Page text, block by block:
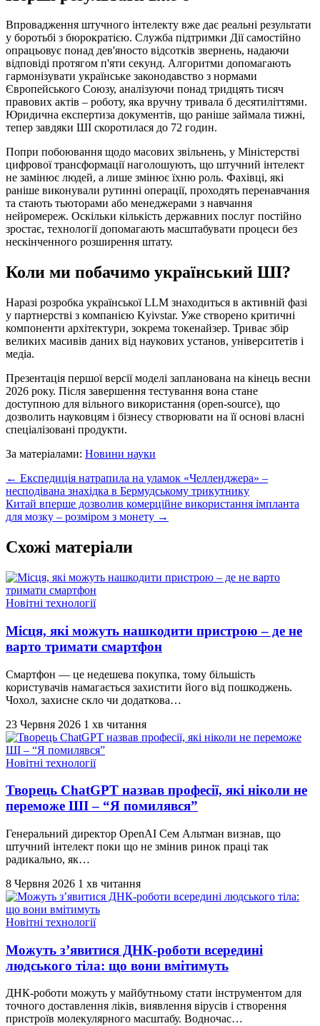
Впровадження штучного інтелекту вже дає реальні результати
у боротьбі з бюрократією. Служба підтримки Дії самостійно
опрацьовує понад дев'яносто відсотків звернень, надаючи
відповіді протягом п'яти секунд. Алгоритми допомагають
гармонізувати українське законодавство з нормами
Європейського Союзу, аналізуючи понад тридцять тисяч
правових актів – роботу, яка вручну тривала б десятиліттями.
Юридична експертиза документів, що раніше займала тижні,
тепер завдяки ШІ скоротилася до 72 годин.
Попри побоювання щодо масових звільнень, у Міністерстві
цифрової трансформації наголошують, що штучний інтелект
не замінює людей, а лише змінює їхню роль. Фахівці, які
раніше виконували рутинні операції, проходять перенавчання
та стають тьюторами або менеджерами з навчання
нейромереж. Оскільки кількість державних послуг постійно
зростає, технології допомагають масштабувати процеси без
нескінченного розширення штату.
Коли ми побачимо український ШІ?
Наразі розробка української LLM знаходиться в активній фазі
у партнерстві з компанією Kyivstar. Уже створено критичні
компоненти архітектури, зокрема токенайзер. Триває збір
великих масивів даних від наукових установ, університетів і
медіа.
Презентація першої версії моделі запланована на кінець весни
2026 року. Після завершення тестування вона стане
доступною для вільного використання (open-source), що
дозволить науковцям і бізнесу створювати на її основі власні
спеціалізовані продукти.
За матеріалами: Новини науки
← Експедиція натрапила на уламок «Челленджера» –
несподівана знахідка в Бермудському трикутнику
Китай вперше дозволив комерційне використання імпланта
для мозку – розміром з монету →
Схожі матеріали
Новітні технології
Місця, які можуть нашкодити пристрою – де не
варто тримати смартфон
Смартфон — це недешева покупка, тому більшість
користувачів намагається захистити його від пошкоджень.
Чохол, захисне скло чи додаткова…
23 Червня 2026 1 хв читання
Новітні технології
Творець ChatGPT назвав професії, які ніколи не
переможе ШІ – “Я помилявся”
Генеральний директор OpenAI Сем Альтман визнав, що
штучний інтелект поки що не змінив ринок праці так
радикально, як…
8 Червня 2026 1 хв читання
Новітні технології
Можуть з’явитися ДНК-роботи всередині
людського тіла: що вони вмітимуть
ДНК-роботи можуть у майбутньому стати інструментом для
точного доставлення ліків, виявлення вірусів і створення
пристроїв молекулярного масштабу. Водночас…